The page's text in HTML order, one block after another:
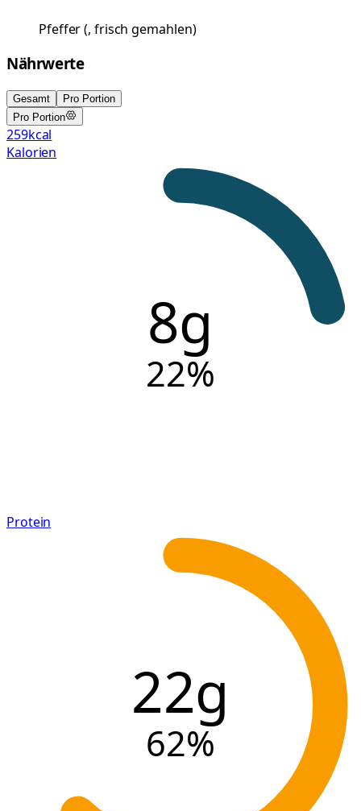
Pfeffer(, frisch gemahlen)
Nährwerte
Gesamt
Pro Portion
Pro Portion
259kcal
Kalorien
8g
22%
Protein
22g
62%